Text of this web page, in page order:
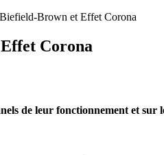
Brown et Effet Corona
Corona
de leur fonctionnement et sur